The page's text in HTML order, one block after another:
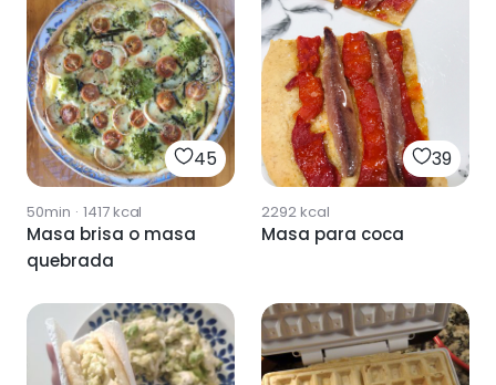
45
50min · 1417kcal
Masa brisa o masa
quebrada
39
2292kcal
Masa para coca